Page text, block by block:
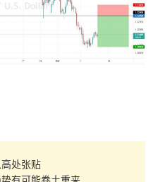
处张贴